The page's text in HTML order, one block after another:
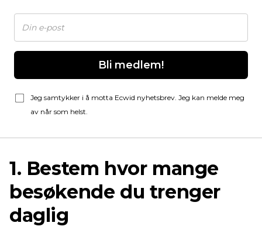
Bli medlem!
Jeg samtykker i å motta Ecwid nyhetsbrev. Jeg kan melde meg
av når som helst.
1. Bestem hvor mange
besøkende du trenger
daglig